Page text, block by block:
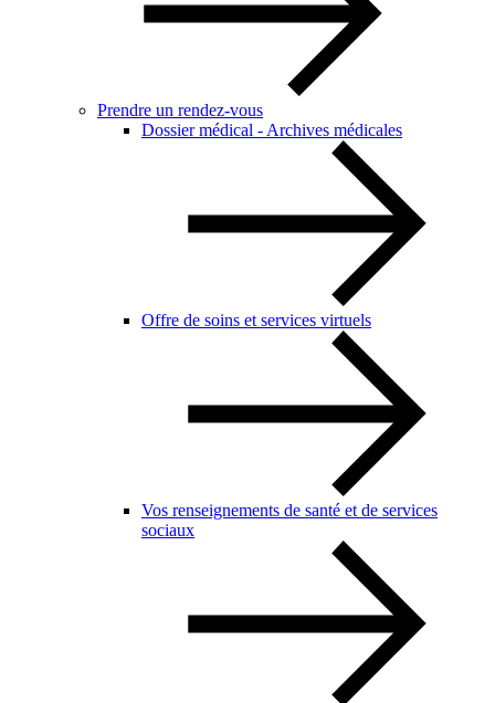
Prendre un rendez-vous
Dossier médical - Archives médicales
Offre de soins et services virtuels
Vos renseignements de santé et de services
sociaux